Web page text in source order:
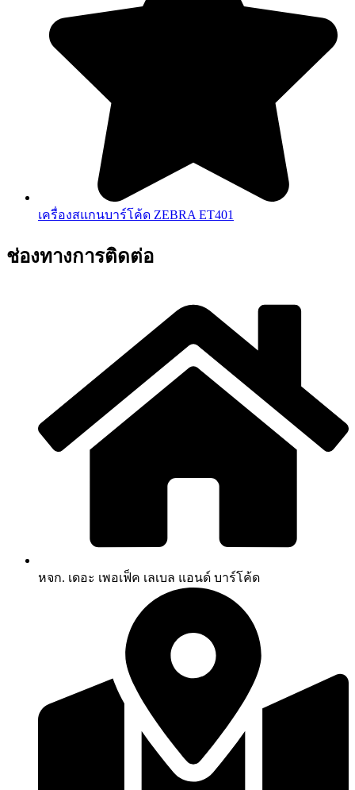
เครื่องสแกนบาร์โค้ด ZEBRA ET401
ช่องทางการติดต่อ
หจก. เดอะ เพอเฟ็ค เลเบล แอนด์ บาร์โค้ด